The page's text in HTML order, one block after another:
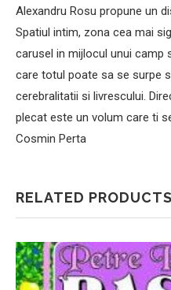
Alexandru Rosu propune un
Spatiul intim, zona cea mai
carusel in mijlocul unui camp
care totul poate sa se surpe
cerebralitatii si livrescului.
plecat este un volum care ti
Cosmin Perta
RELATED PRODUCTS